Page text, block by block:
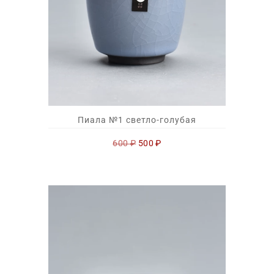
Пиала №1 светло-голубая
600₽ Первоначальная
500₽Текущая